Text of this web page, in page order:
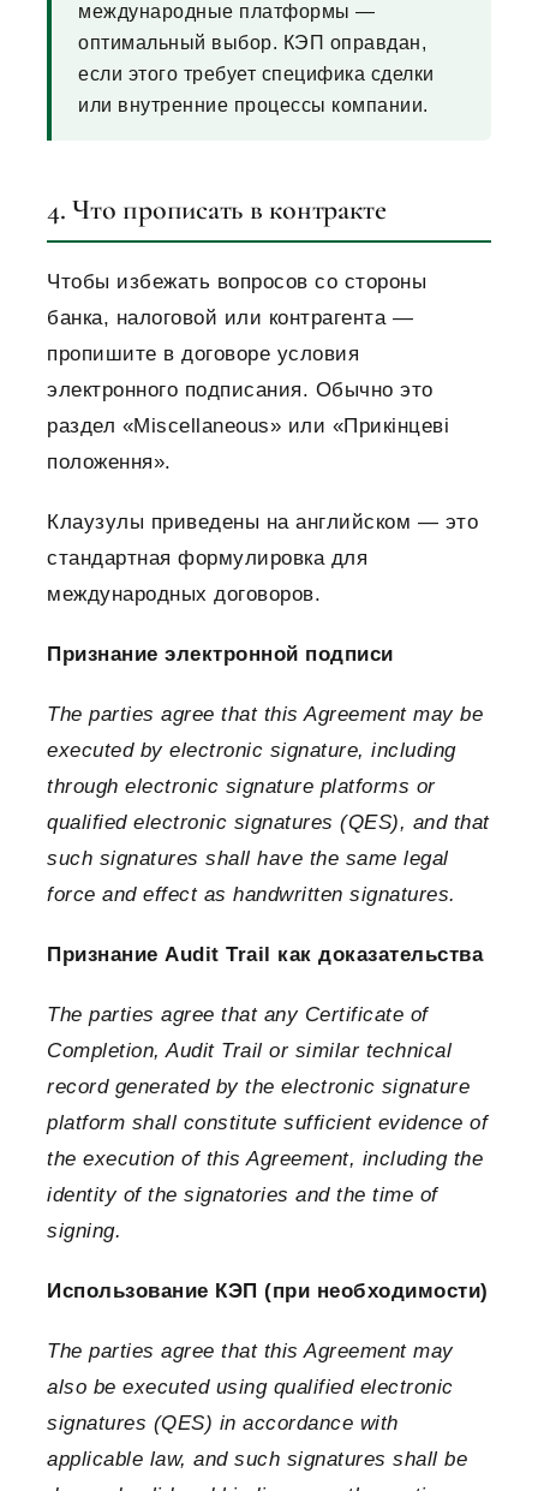
международные платформы —
оптимальный выбор. КЭП оправдан,
если этого требует специфика сделки
или внутренние процессы компании.
4. Что прописать в контракте
Чтобы избежать вопросов со стороны
банка, налоговой или контрагента —
пропишите в договоре условия
электронного подписания. Обычно это
раздел «Miscellaneous» или «Прикінцеві
положення».
Клаузулы приведены на английском — это
стандартная формулировка для
международных договоров.
Признание электронной подписи
The parties agree that this Agreement may be
executed by electronic signature, including
through electronic signature platforms or
qualified electronic signatures (QES), and that
such signatures shall have the same legal
force and effect as handwritten signatures.
Признание Audit Trail как доказательства
The parties agree that any Certificate of
Completion, Audit Trail or similar technical
record generated by the electronic signature
platform shall constitute sufficient evidence of
the execution of this Agreement, including the
identity of the signatories and the time of
signing.
Использование КЭП (при необходимости)
The parties agree that this Agreement may
also be executed using qualified electronic
signatures (QES) in accordance with
applicable law, and such signatures shall be